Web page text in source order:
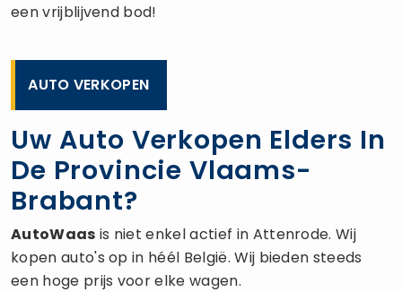
een vrijblijvend bod!
AUTO VERKOPEN
Uw Auto Verkopen Elders In
De Provincie Vlaams-
Brabant?
AutoWaas is niet enkel actief in Attenrode. Wij
kopen auto's op in héél België. Wij bieden steeds
een hoge prijs voor elke wagen.